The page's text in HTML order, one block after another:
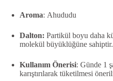
Aroma: Ahududu
Dalton: Partikül boyu daha
molekül büyüklüğüne sahiptir.
Kullanım Önerisi: Günde 1
karıştırılarak tüketilmesi